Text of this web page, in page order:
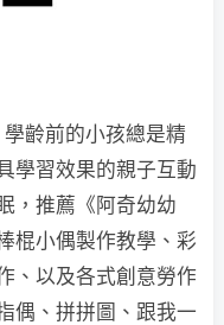
齡前的小孩總是精
學習效果的親子互動
，推薦《阿奇幼幼
棍小偶製作教學、彩
、以及各式創意勞作
偶、拼拼圖、跟我一